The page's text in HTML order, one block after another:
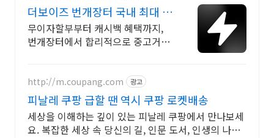
더보이즈 번개장터 국내 최대 브
랜드 중고거래
무이자할부부터 캐시백 혜택까지,
번개장터에서 합리적으로 중고거래
신규 상품 업로드
http://m.coupang.com 광고
피날레 쿠팡 급할 땐 역시 쿠팡 로켓배송
세상을 이해하는 깊이 있는 피날레 쿠팡에서 만나보세
요. 복잡한 세상 속 당신의 길, 인문 도서, 인생의 나침